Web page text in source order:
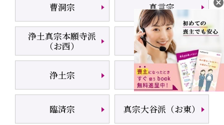
曹洞宗 真言宗
浄土真宗本願寺派
（お西）
日蓮宗
浄土宗 天台宗
臨済宗 真宗大谷派（お東）